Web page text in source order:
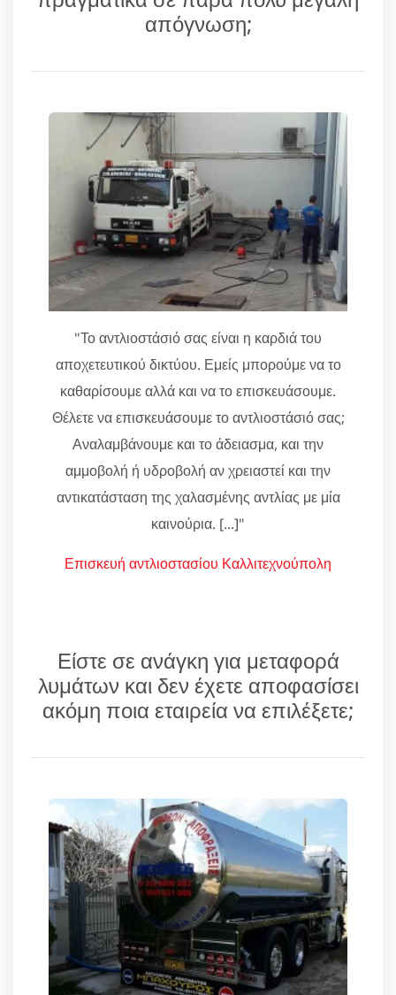
απόγνωση;
"Το αντλιοστάσιό σας είναι η καρδιά του
αποχετευτικού δικτύου. Εμείς μπορούμε να το
καθαρίσουμε αλλά και να το επισκευάσουμε.
Θέλετε να επισκευάσουμε το αντλιοστάσιό σας;
Αναλαμβάνουμε και το άδειασμα, και την
αμμοβολή ή υδροβολή αν χρειαστεί και την
αντικατάσταση της χαλασμένης αντλίας με μία
καινούρια. [...]"
Επισκευή αντλιοστασίου Καλλιτεχνούπολη
Είστε σε ανάγκη για μεταφορά
λυμάτων και δεν έχετε αποφασίσει
ακόμη ποια εταιρεία να επιλέξετε;